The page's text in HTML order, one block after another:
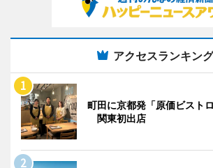
アクセスランキング
町田に京都発「原価ビスト
関東初出店